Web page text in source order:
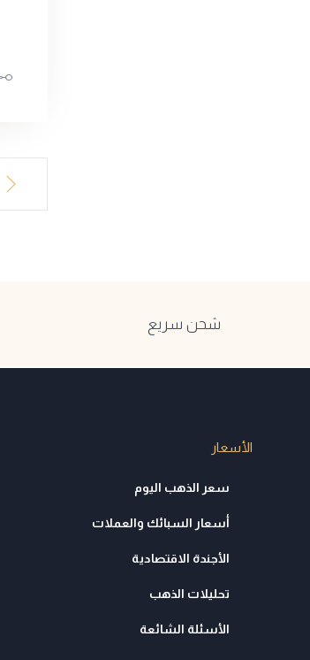
شحن سريع
الأسعار
سعر الذهب اليوم
أسعار السبائك والعملات
الأجندة الاقتصادية
تحليلات الذهب
الأسئلة الشائعة